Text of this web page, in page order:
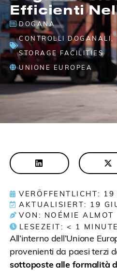
Efficienti
DOGANA
CONTROLLI DOGANALI ,
STORAGE FACILITIES
UNIONE EUROPEA
VERÖFFENTLICHT:
AKTUALISIERT: 19
VON: NOÉMIE ALMOT
LESEZEIT: < 1 MINUTE
All’interno dell’Unione
provenienti da paesi terzi
sottoposte alle formalità